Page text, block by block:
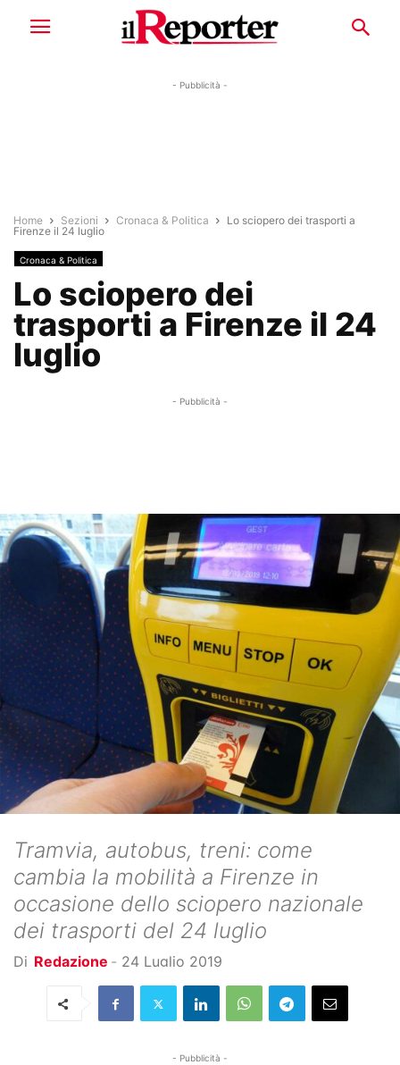
- Pubblicità -
Home Sezioni Cronaca & Politica
Lo sciopero dei trasporti a
Firenze il 24 luglio
Cronaca & Politica
Lo sciopero dei
trasporti a Firenze il 24
luglio
- Pubblicità -
Tramvia, autobus, treni: come
cambia la mobilità a Firenze in
occasione dello sciopero nazionale
dei trasporti del 24 luglio
Di Redazione - 24 Luglio 2019
- Pubblicità -